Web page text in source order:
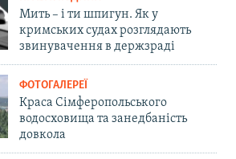
Мить – і ти шпигун. Як у
кримських судах розглядають
звинувачення в держзраді
ФОТОГАЛЕРЕЇ
Краса Сімферопольського
водосховища та занедбаність
довкола